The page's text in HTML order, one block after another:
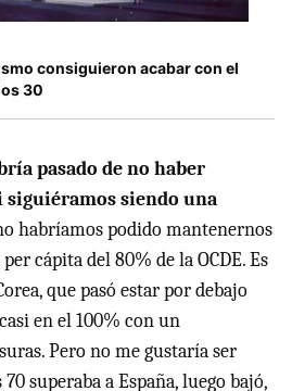
consiguieron acabar con el
30
pasado de no haber
siguiéramos siendo una
habríamos podido mantenernos
cápita del 80% de la OCDE. Es
que pasó estar por debajo
en el 100% con un
Pero no me gustaría ser
superaba a España, luego bajó,